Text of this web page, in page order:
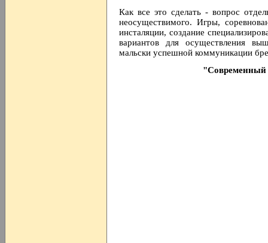
Как все это сделать - вопрос
неосуществимого. Игры,
инсталяции, создание
вариантов для осуществления
мальски успешной коммуникации